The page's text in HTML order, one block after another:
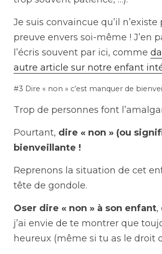
Je suis convaincue qu’il
preuve envers soi-même ! J’en
l’écris souvent par ici, comme
autre article sur notre enfant
#3 Dire « non » c’est manquer de
Trop de personnes font
Pourtant, dire « non » (ou
bienveillante !
Reprenons la situation de cet
tête de gondole.
Oser dire « non » à son enfant,
j’ai envie de te montrer que
heureux (même si tu as le droit